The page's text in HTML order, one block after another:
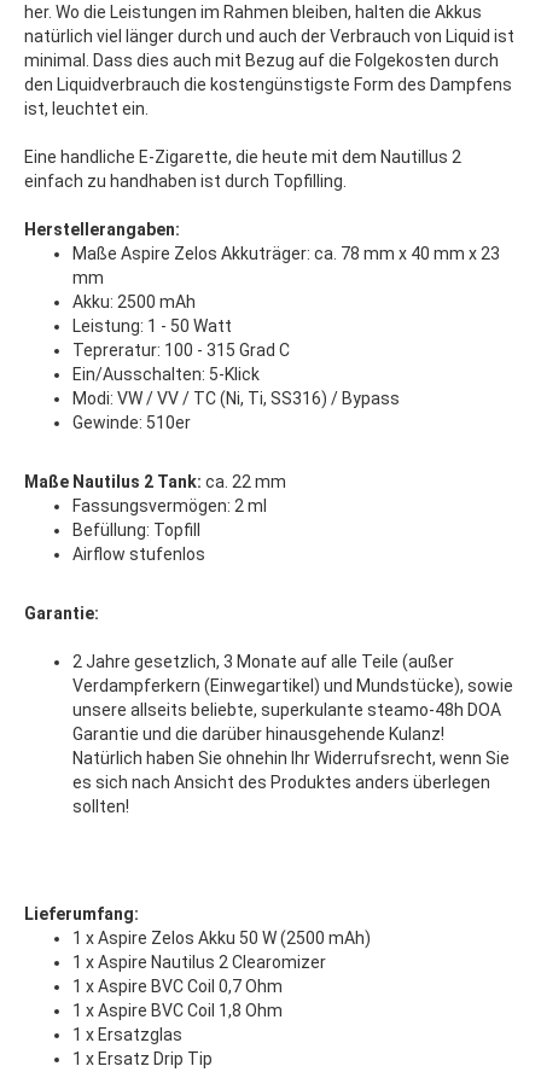
her. Wo die Leistungen im Rahmen bleiben, halten die Akkus
natürlich viel länger durch und auch der Verbrauch von Liquid ist
minimal. Dass dies auch mit Bezug auf die Folgekosten durch
den Liquidverbrauch die kostengünstigste Form des Dampfens
ist, leuchtet ein.
Eine handliche E-Zigarette, die heute mit dem Nautillus 2
einfach zu handhaben ist durch Topfilling.
Herstellerangaben:
Maße Aspire Zelos Akkuträger: ca. 78 mm x 40 mm x 23
mm
Akku: 2500 mAh
Leistung: 1 - 50 Watt
Tepreratur: 100 - 315 Grad C
Ein/Ausschalten: 5-Klick
Modi: VW / VV / TC (Ni, Ti, SS316) / Bypass
Gewinde: 510er
Maße Nautilus 2 Tank: ca. 22 mm
Fassungsvermögen: 2 ml
Befüllung: Topfill
Airflow stufenlos
Garantie:
2 Jahre gesetzlich, 3 Monate auf alle Teile (außer
Verdampferkern (Einwegartikel) und Mundstücke), sowie
unsere allseits beliebte, superkulante steamo-48h DOA
Garantie und die darüber hinausgehende Kulanz!
Natürlich haben Sie ohnehin Ihr Widerrufsrecht, wenn Sie
es sich nach Ansicht des Produktes anders überlegen
sollten!
Lieferumfang:
1 x Aspire Zelos Akku 50 W (2500 mAh)
1 x Aspire Nautilus 2 Clearomizer
1 x Aspire BVC Coil 0,7 Ohm
1 x Aspire BVC Coil 1,8 Ohm
1 x Ersatzglas
1 x Ersatz Drip Tip